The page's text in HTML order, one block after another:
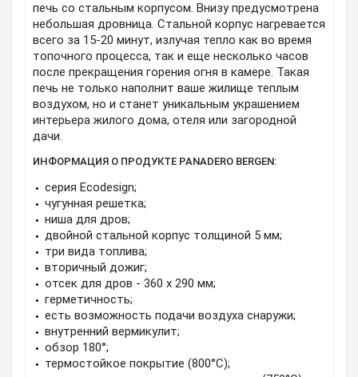
печь со стальным корпусом. Внизу предусмотрена
небольшая дровница. Стальной корпус нагревается
всего за 15-20 минут, излучая тепло как во время
топочного процесса, так и еще несколько часов
после прекращения горения огня в камере. Такая
печь не только наполнит ваше жилище теплым
воздухом, но и станет уникальным украшением
интерьера жилого дома, отеля или загородной
дачи.
ИНФОРМАЦИЯ О ПРОДУКТЕ PANADERO BERGEN:
серия Ecodesign;
чугунная решетка;
ниша для дров;
двойной стальной корпус толщиной 5 мм;
три вида топлива;
вторичный дожиг;
отсек для дров - 360 х 290 мм;
герметичность;
есть возможность подачи воздуха снаружи;
внутренний вермикулит;
обзор 180°;
термостойкое покрытие (800°C);